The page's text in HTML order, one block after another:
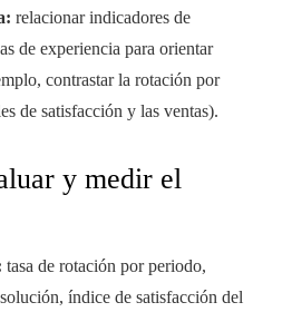
relacionar indicadores de
de experiencia para orientar
contrastar la rotación por
de satisfacción y las ventas).
y medir el
tasa de rotación por periodo,
índice de satisfacción del